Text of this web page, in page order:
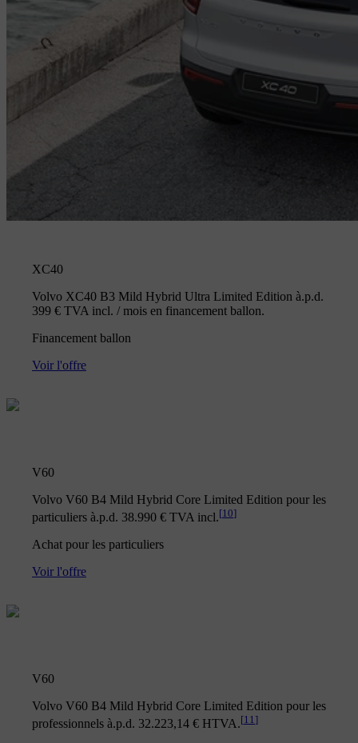
XC40
Volvo XC40 B3 Mild Hybrid Ultra Limited Edition à.p.d.
399 € TVA incl. / mois en financement ballon.
Financement ballon
Voir l'offre
V60
Volvo V60 B4 Mild Hybrid Core Limited Edition pour les
particuliers à.p.d. 38.990 € TVA incl.[10]
Achat pour les particuliers
Voir l'offre
V60
Volvo V60 B4 Mild Hybrid Core Limited Edition pour les
professionnels à.p.d. 32.223,14 € HTVA.[11]